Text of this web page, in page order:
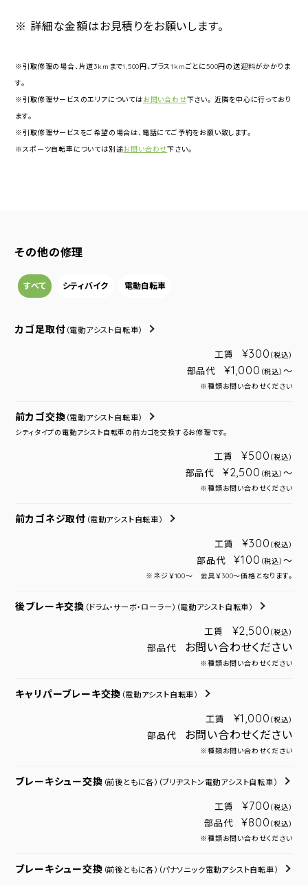
※ 詳細な金額はお見積りをお願いします。
※引取修理の場合、片道3kmまで1,500円、プラス1kmごとに500円の送迎料がかかりま
す。
※引取修理サービスのエリアについてはお問い合わせ下さい。 近隣を中心に行っており
ます。
※引取修理サービスをご希望の場合は、電話にてご予約をお願い致します。
※スポーツ自転車については別途お問い合わせ下さい。
その他の修理
すべて シティバイク 電動自転車
カゴ足取付 （電動アシスト自転車）
工賃 ¥300 （税込）
部品代 ¥1,000 （税込） ～
※種類お問い合わせください
前カゴ交換 （電動アシスト自転車）
シティタイプの電動アシスト自転車の前カゴを交換するお修理です。
工賃 ¥500 （税込）
部品代 ¥2,500 （税込） ～
※種類お問い合わせください
前カゴネジ取付 （電動アシスト自転車）
工賃 ¥300 （税込）
部品代 ¥100 （税込） ～
※ネジ￥100～ 金具￥300～価格となります。
後ブレーキ交換 （ドラム・サーボ・ローラー） （電動アシスト自転車）
工賃 ¥2,500 （税込）
部品代 お問い合わせください
※種類お問い合わせください
キャリパーブレーキ交換 （電動アシスト自転車）
工賃 ¥1,000 （税込）
部品代 お問い合わせください
※種類お問い合わせください
ブレーキシュー交換 （前後ともに各） （ブリヂストン電動アシスト自転車）
工賃 ¥700 （税込）
部品代 ¥800 （税込）
※種類お問い合わせください
ブレーキシュー交換 （前後ともに各） （パナソニック電動アシスト自転車）